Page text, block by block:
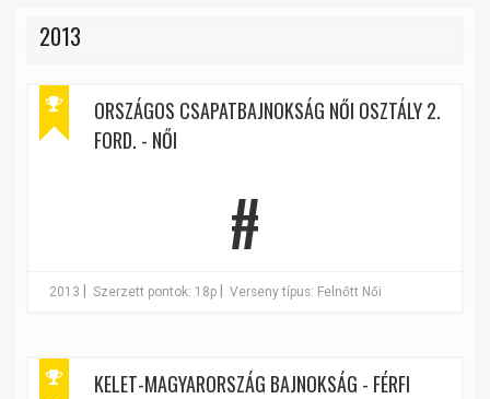
2013
ORSZÁGOS CSAPATBAJNOKSÁG NŐI OSZTÁLY 2.
FORD. - NŐI
#
2013 Szerzett pontok: 18p Verseny típus: Felnőtt Női
KELET-MAGYARORSZÁG BAJNOKSÁG - FÉRFI